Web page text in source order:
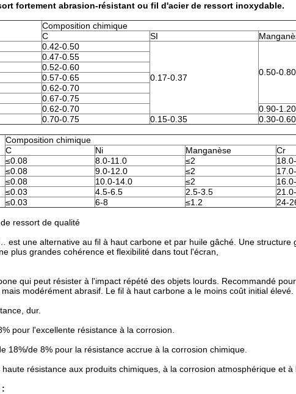
fortement abrasion-résistant ou fil d'acier de ressort inoxydable.
Composition chimique
C
SI
0.42-0.50
0.17-0.37
0.50-0.80
0.47-0.55
0.52-0.60
0.57-0.65
0.62-0.70
0.67-0.75
0.62-0.70
0.90-1.20
0.70-0.75 0.15-0.35
0.30-0.60
Composition chimique
C
Ni Manganèse
Cr
≤0.08 8.0-11.0 ≤2
≤0.08 9.0-12.0 ≤2
≤0.08 10.0-14.0 ≤2
≤0.03 4.5-6.5 2.5-3.5
≤0.03 6-8 ≤1.2
24-
ressort de qualité
est une alternative au fil à haut carbone et par huile gâché. Une structure
plus grandes cohérence et flexibilité dans tout l'écran,
qui peut résister à l'impact répété des objets lourds. Recommandé
modérément abrasif. Le fil à haut carbone a le moins coût initial élevé.
dur.
pour l'excellente résistance à la corrosion.
18%/de 8% pour la résistance accrue à la corrosion chimique.
résistance aux produits chimiques, à la corrosion atmosphérique et à
: